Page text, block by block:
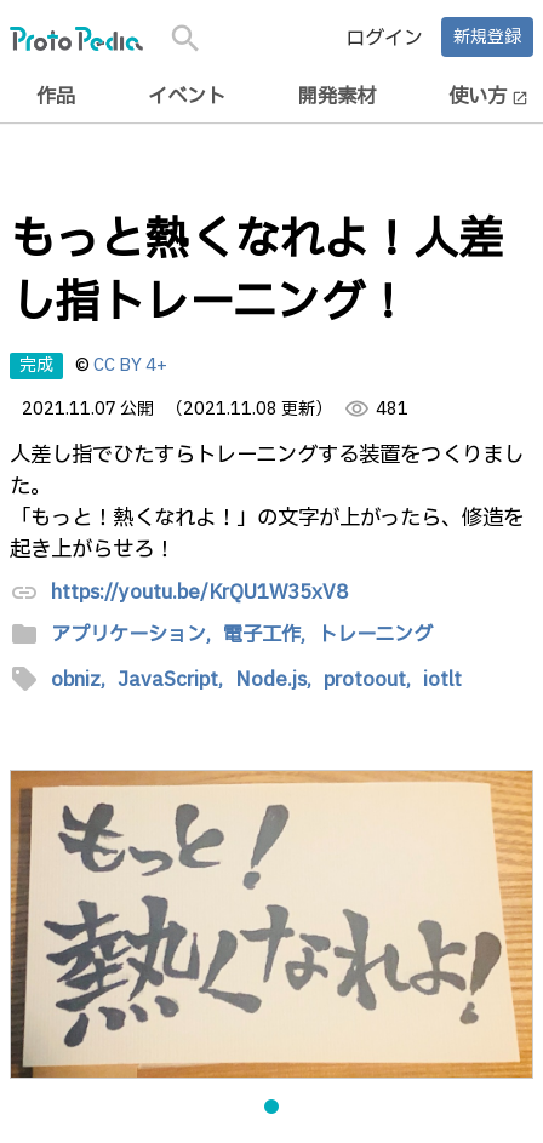
search ログイン 新規登録
作品 イベント 開発素材 使い方 open_in_new
もっと熱くなれよ！人差
し指トレーニング！
完成 ©CC BY 4+
2021.11.07 公開
（2021.11.08 更新） visibility 481
人差し指でひたすらトレーニングする装置をつくりまし
た。
「もっと！熱くなれよ！」の文字が上がったら、修造を
起き上がらせろ！
link https://youtu.be/KrQU1W35xV8
folder アプリケーション, 電子工作,
トレーニング
sell obniz, JavaScript, Node.js, protoout, iotlt